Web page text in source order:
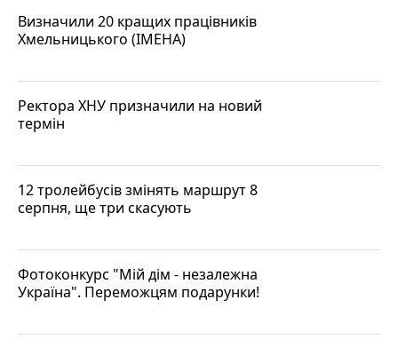
Визначили 20 кращих працівників
Хмельницького (ІМЕНА)
Ректора ХНУ призначили на новий
термін
12 тролейбусів змінять маршрут 8
серпня, ще три скасують
Фотоконкурс "Мій дім - незалежна
Україна". Переможцям подарунки!